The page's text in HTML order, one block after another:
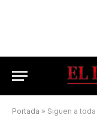
Portada » Siguen a toda